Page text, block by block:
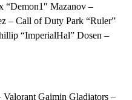
“Demon1″ Mazanov –
– Call of Duty Park “Ruler”
“ImperialHal” Dosen –
Gaimin Gladiators –